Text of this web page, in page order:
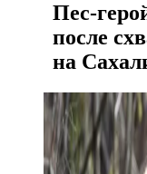
Пес-
после
на